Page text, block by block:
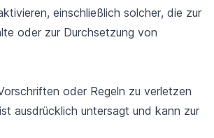
einschließlich solcher, die zur
oder zur Durchsetzung von
oder Regeln zu verletzen
ausdrücklich untersagt und kann zur